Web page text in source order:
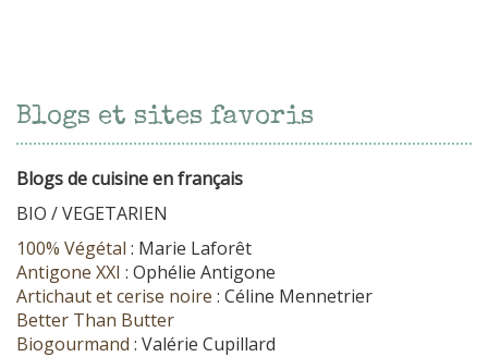
Blogs et sites favoris
Blogs de cuisine en français
BIO / VEGETARIEN
100% Végétal : Marie Laforêt
Antigone XXI : Ophélie Antigone
Artichaut et cerise noire : Céline Mennetrier
Better Than Butter
Biogourmand : Valérie Cupillard